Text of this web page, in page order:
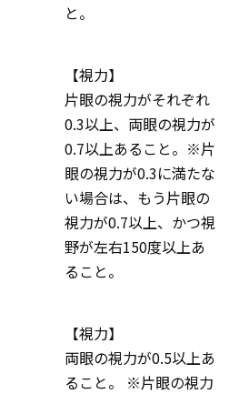
と。
【視力】
片眼の視力がそれぞれ
0.3以上、両眼の視力が
0.7以上あること。※片
眼の視力が0.3に満たな
い場合は、もう片眼の
視力が0.7以上、かつ視
野が左右150度以上あ
ること。
【視力】
両眼の視力が0.5以上あ
ること。 ※片眼の視力